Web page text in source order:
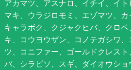
アカマツ、アスナロ、イチイ、イ
マキ、ウラジロモミ、エゾマツ、カ
キャラボク、クジャクヒバ、クロ
キ、コウヨウザン、コノテガシワ
ツ、コニファー、ゴールドクレス
バ、シラビソ、スギ、ダイオウショ